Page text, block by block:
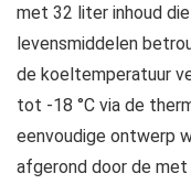
met 32 liter inhoud
levensmiddelen
de koeltemperatuur
tot -18 °C via de
eenvoudige ontwerp
afgerond door de met